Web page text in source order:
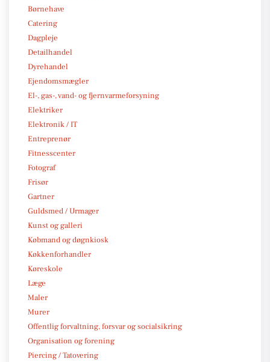
Børnehave
Catering
Dagpleje
Detailhandel
Dyrehandel
Ejendomsmægler
El-, gas-, vand- og fjernvarmeforsyning
Elektriker
Elektronik / IT
Entreprenør
Fitnesscenter
Fotograf
Frisør
Gartner
Guldsmed / Urmager
Kunst og galleri
Købmand og døgnkiosk
Køkkenforhandler
Køreskole
Læge
Maler
Murer
Offentlig forvaltning, forsvar og socialsikring
Organisation og forening
Piercing / Tatovering